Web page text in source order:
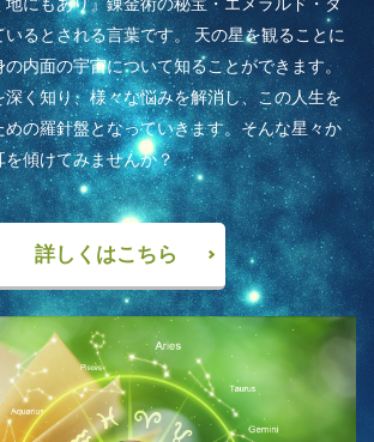
るとされる言葉です。 天の星を観ることに
内面の宇宙について知ることができます。
深く知り、様々な悩みを解消し、この人生を
の羅針盤となっていきます。そんな星々か
を傾けてみませんか？
詳しくはこちら